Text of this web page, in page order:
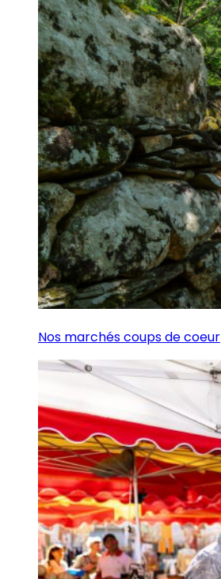
Nos marchés coups de coeur